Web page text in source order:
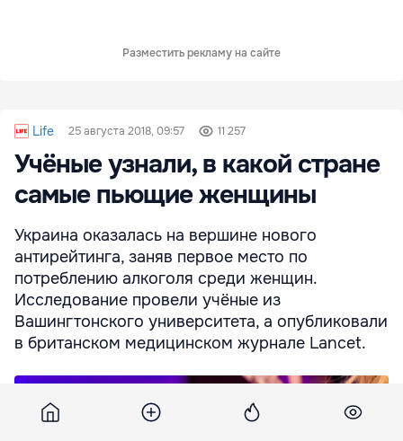
Разместить рекламу на сайте
Life 25 августа 2018, 09:57 11 257
Учёные узнали, в какой стране
самые пьющие женщины
Украина оказалась на вершине нового
антирейтинга, заняв первое место по
потреблению алкоголя среди женщин.
Исследование провели учёные из
Вашингтонского университета, а опубликовали
в британском медицинском журнале Lancet.